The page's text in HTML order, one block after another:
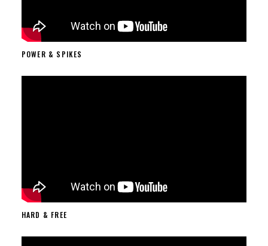
POWER & SPIKES
HARD & FREE